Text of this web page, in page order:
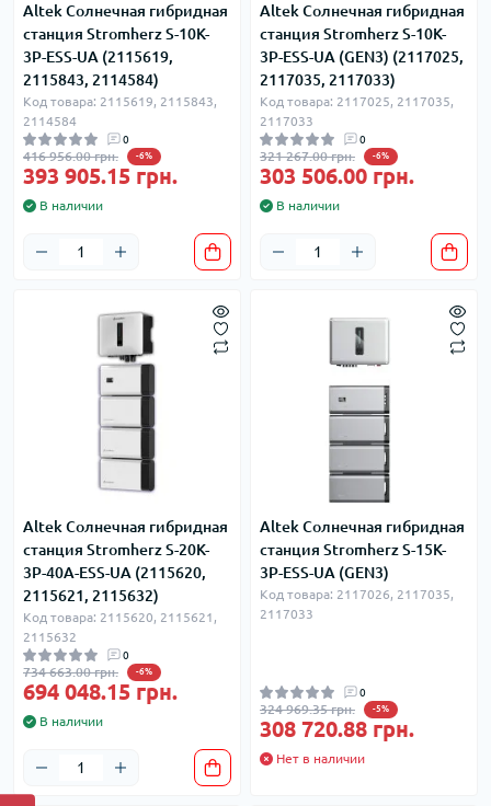
Altek Солнечная гибридная
станция Stromherz S-10K-
3Р-ESS-UA (2115619,
2115843, 2114584)
Код товара: 2115619, 2115843,
2114584
0
416 956.00 грн. -6%
393 905.15 грн.
В наличии
Altek Солнечная гибридная
станция Stromherz S-10K-
3Р-ESS-UA (GEN3) (2117025,
2117035, 2117033)
Код товара: 2117025, 2117035,
2117033
0
321 267.00 грн. -6%
303 506.00 грн.
В наличии
Altek Солнечная гибридная
станция Stromherz S-20K-
3Р-40А-ESS-UA (2115620,
2115621, 2115632)
Код товара: 2115620, 2115621,
2115632
0
734 663.00 грн. -6%
694 048.15 грн.
В наличии
Altek Солнечная гибридная
станция Stromherz S-15K-
3Р-ESS-UA (GEN3)
Код товара: 2117026, 2117035,
2117033
0
324 969.35 грн. -5%
308 720.88 грн.
Нет в наличии